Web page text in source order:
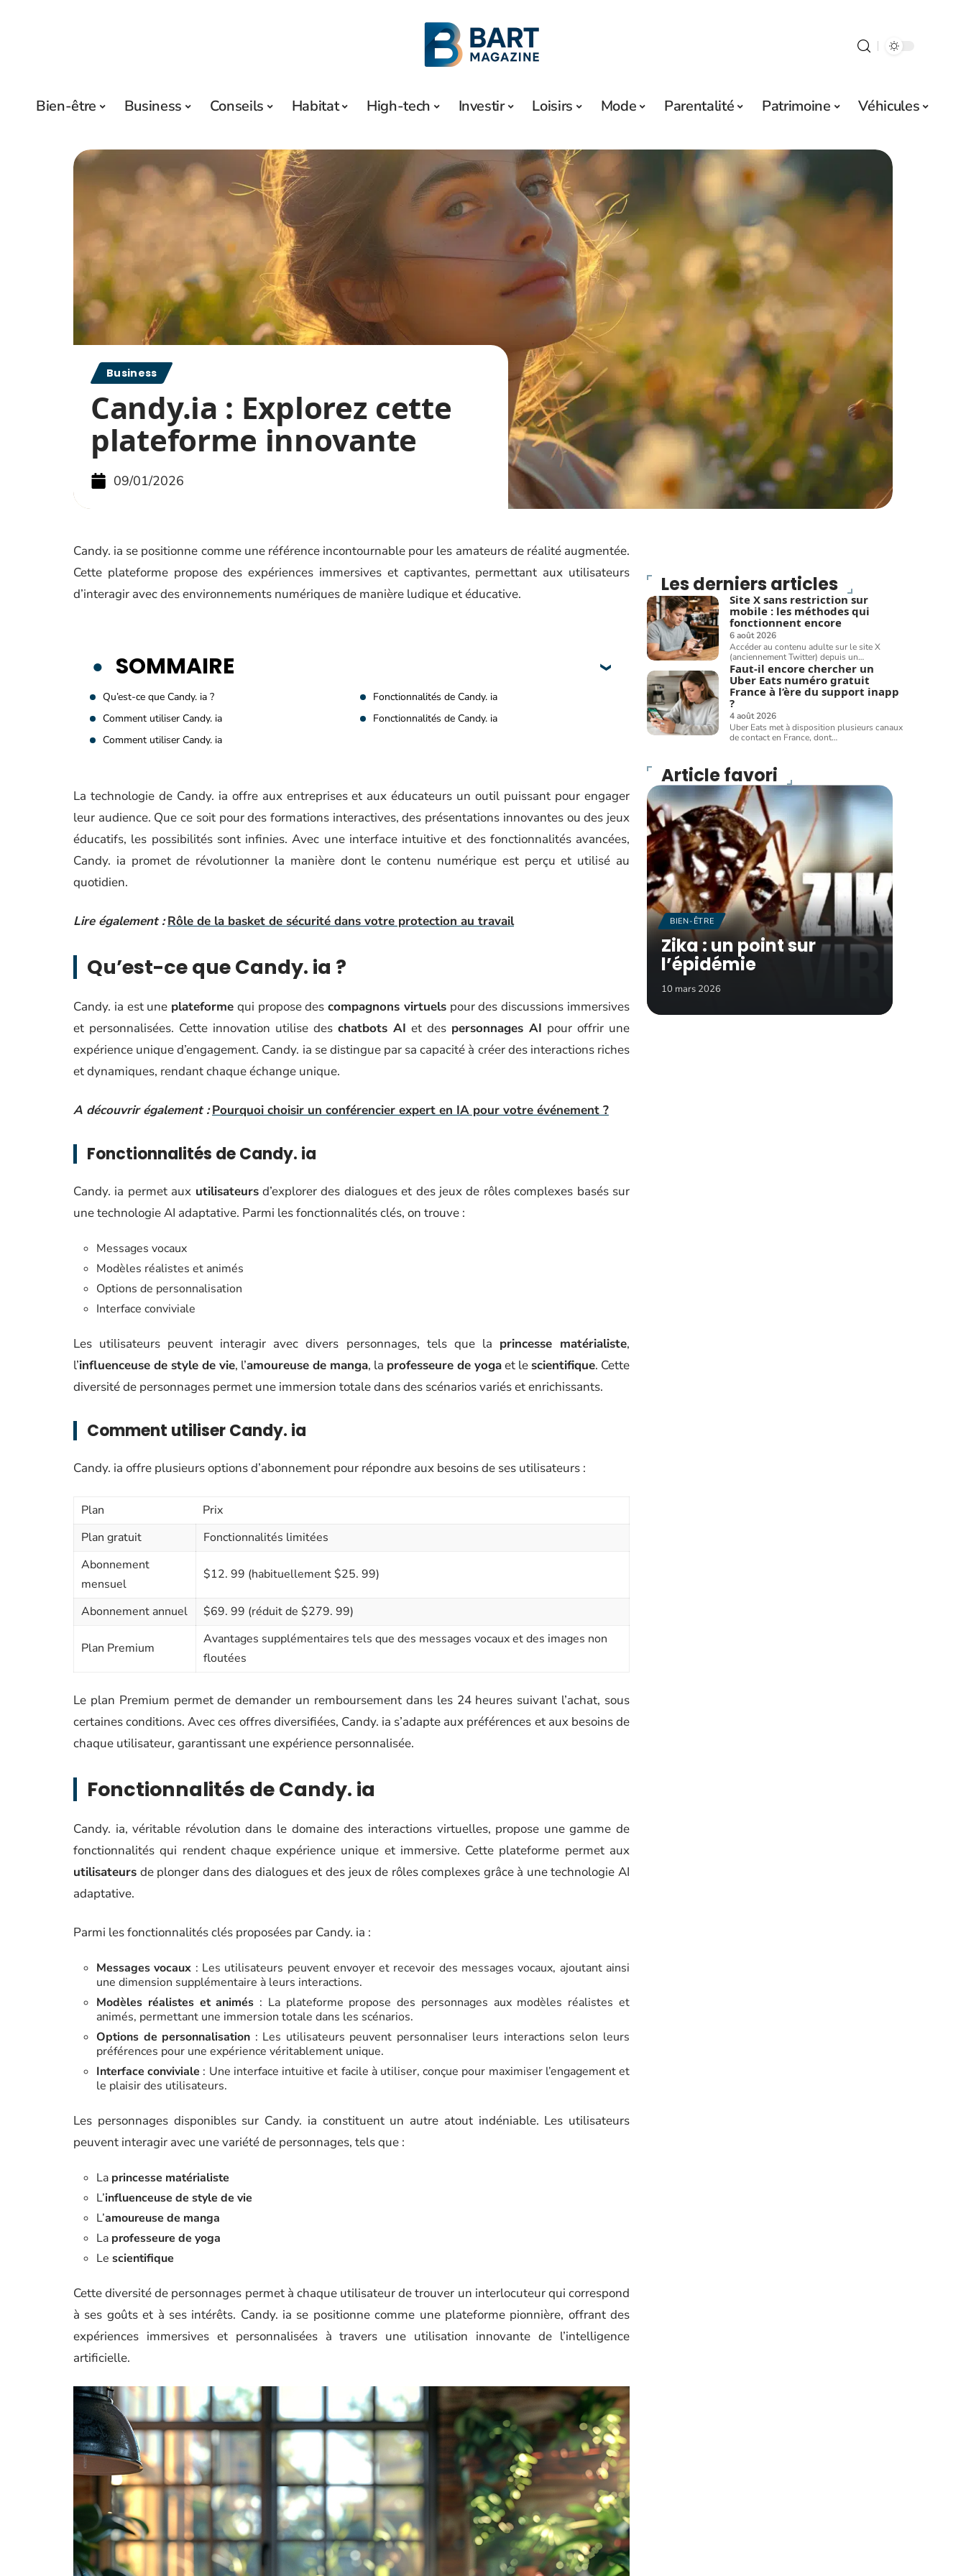
Bien-être Business Conseils Habitat High-tech Investir Loisirs Mode Parentalité Patrimoine Véhicules
Business
Candy.ia : Explorez cette
plateforme innovante
09/01/2026
Candy. ia se positionne comme une référence incontournable pour les amateurs de réalité augmentée.
Cette plateforme propose des expériences immersives et captivantes, permettant aux utilisateurs
d’interagir avec des environnements numériques de manière ludique et éducative.
SOMMAIRE
Qu’est-ce que Candy. ia ?
Fonctionnalités de Candy. ia
Comment utiliser Candy. ia
Fonctionnalités de Candy. ia
Comment utiliser Candy. ia
La technologie de Candy. ia offre aux entreprises et aux éducateurs un outil puissant pour engager
leur audience. Que ce soit pour des formations interactives, des présentations innovantes ou des jeux
éducatifs, les possibilités sont infinies. Avec une interface intuitive et des fonctionnalités avancées,
Candy. ia promet de révolutionner la manière dont le contenu numérique est perçu et utilisé au
quotidien.
Lire également : Rôle de la basket de sécurité dans votre protection au travail
Qu’est-ce que Candy. ia ?
Candy. ia est une plateforme qui propose descompagnons virtuelspour des discussions immersives
et personnalisées. Cette innovation utilise des chatbots AI et des personnages AI pour offrir une
expérience unique d’engagement. Candy. ia se distingue par sa capacité à créer des interactions riches
et dynamiques, rendant chaque échange unique.
A découvrir également : Pourquoi choisir un conférencier expert en IA pour votre événement ?
Fonctionnalités de Candy. ia
Candy. ia permet aux utilisateursd’explorer des dialogues et des jeux de rôles complexes basés sur
une technologie AI adaptative. Parmi les fonctionnalités clés, on trouve :
Messages vocaux
Modèles réalistes et animés
Options de personnalisation
Interface conviviale
Les utilisateurs peuvent interagir avec divers personnages, tels que la princesse matérialiste,
l’influenceuse de style de vie, l’amoureuse de manga, la professeure de yogaet le scientifique. Cette
diversité de personnages permet une immersion totale dans des scénarios variés et enrichissants.
Comment utiliser Candy. ia
Candy. ia offre plusieurs options d’abonnement pour répondre aux besoins de ses utilisateurs :
Plan
Prix
Plan gratuit
Fonctionnalités limitées
Abonnement
mensuel
$12. 99 (habituellement $25. 99)
Abonnement annuel $69. 99 (réduit de $279. 99)
Plan Premium
Avantages supplémentaires tels que des messages vocaux et des images non
floutées
Le plan Premium permet de demander un remboursement dans les 24 heures suivant l’achat, sous
certaines conditions. Avec ces offres diversifiées, Candy. ia s’adapte aux préférences et aux besoins de
chaque utilisateur, garantissant une expérience personnalisée.
Fonctionnalités de Candy. ia
Candy. ia, véritable révolution dans le domaine des interactions virtuelles, propose une gamme de
fonctionnalités qui rendent chaque expérience unique et immersive. Cette plateforme permet aux
utilisateurs de plonger dans des dialogues et des jeux de rôles complexes grâce à une technologie AI
adaptative.
Parmi les fonctionnalités clés proposées par Candy. ia :
Messages vocaux : Les utilisateurs peuvent envoyer et recevoir des messages vocaux, ajoutant ainsi
une dimension supplémentaire à leurs interactions.
Modèles réalistes et animés : La plateforme propose des personnages aux modèles réalistes et
animés, permettant une immersion totale dans les scénarios.
Options de personnalisation : Les utilisateurs peuvent personnaliser leurs interactions selon leurs
préférences pour une expérience véritablement unique.
Interface conviviale : Une interface intuitive et facile à utiliser, conçue pour maximiser l’engagement et
le plaisir des utilisateurs.
Les personnages disponibles sur Candy. ia constituent un autre atout indéniable. Les utilisateurs
peuvent interagir avec une variété de personnages, tels que :
La princesse matérialiste
L’influenceuse de style de vie
L’amoureuse de manga
La professeure de yoga
Le scientifique
Cette diversité de personnages permet à chaque utilisateur de trouver un interlocuteur qui correspond
à ses goûts et à ses intérêts. Candy. ia se positionne comme une plateforme pionnière, offrant des
expériences immersives et personnalisées à travers une utilisation innovante de l’intelligence
artificielle.
Les derniers articles
Site X sans restriction sur
mobile : les méthodes qui
fonctionnent encore
6 août 2026
Accéder au contenu adulte sur le site X
(anciennement Twitter) depuis un…
Faut-il encore chercher un
Uber Eats numéro gratuit
France à l’ère du support inapp
?
4 août 2026
Uber Eats met à disposition plusieurs canaux
de contact en France, dont…
Article favori
BIEN-ÊTRE
Zika : un point sur
l’épidémie
10 mars 2026